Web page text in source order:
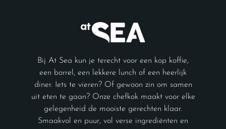
Bij At Sea kun je terecht voor een kop koffie,
een borrel, een lekkere lunch of een heerlijk
diner. Iets te vieren? Of gewoon zin om samen
uit eten te gaan? Onze chefkok maakt voor elke
gelegenheid de mooiste gerechten klaar.
Smaakvol en puur, vol verse ingrediënten en